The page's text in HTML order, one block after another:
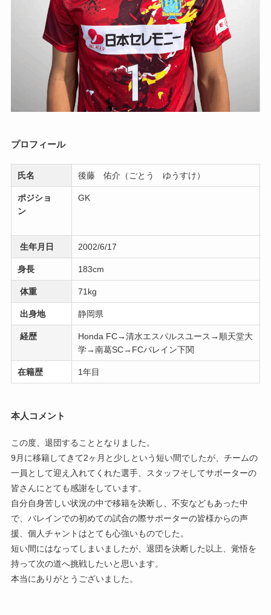
プロフィール
氏名 後藤 佑介（ごとう ゆうすけ）
ポジショ
ン
GK
生年月日 2002/6/17
身長 183cm
体重 71kg
出身地 静岡県
経歴
Honda FC→清水エスパルスユース→順天堂大
学→南葛SC→FCバレイン下関
在籍歴 1年目
本人コメント
この度、退団することとなりました。
9月に移籍してきて2ヶ月と少しという短い間でしたが、チームの
一員として迎え入れてくれた選手、スタッフそしてサポーターの
皆さんにとても感謝をしています。
自分自身苦しい状況の中で移籍を決断し、不安などもあった中
で、バレインでの初めての試合の際サポーターの皆様からの声
援、個人チャントはとても心強いものでした。
短い間にはなってしまいましたが、退団を決断した以上、覚悟を
持って次の道へ挑戦したいと思います。
本当にありがとうございました。